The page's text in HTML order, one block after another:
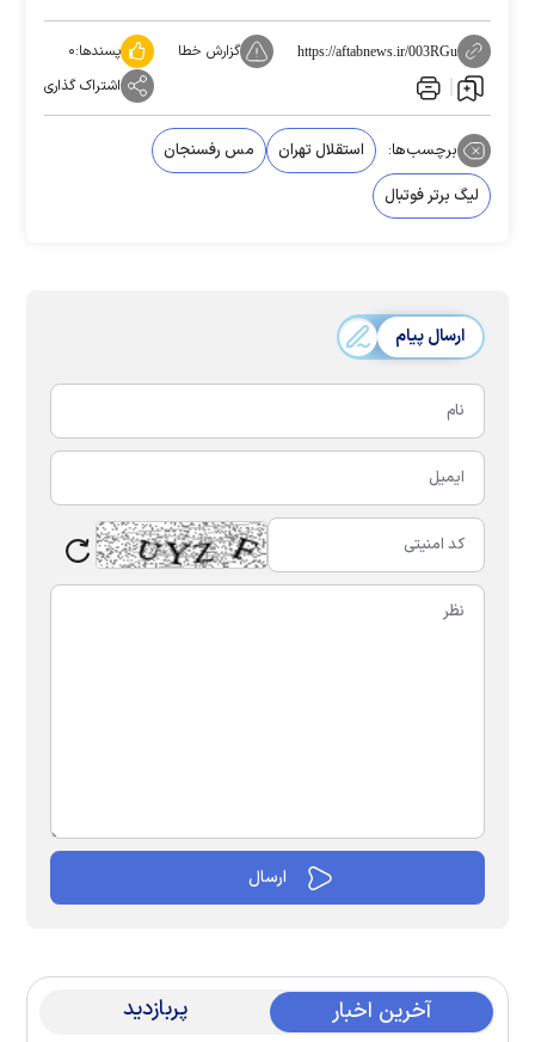
https://aftabnews.ir/003RGu گزارش خطا پسندها:۰
اشتراک گذاری
برچسب‌ها: استقلال تهران
مس رفسنجان
لیگ برتر فوتبال
ارسال پیام
آخرین اخبار پربازدید